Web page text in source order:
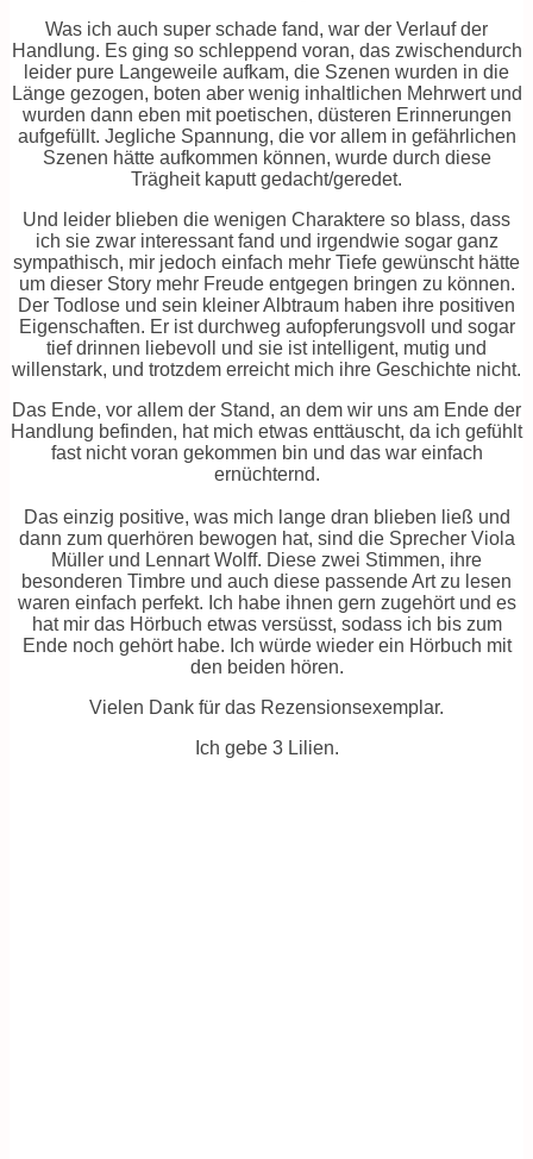
Was ich auch super schade fand, war der Verlauf der
Handlung. Es ging so schleppend voran, das zwischendurch
leider pure Langeweile aufkam, die Szenen wurden in die
Länge gezogen, boten aber wenig inhaltlichen Mehrwert und
wurden dann eben mit poetischen, düsteren Erinnerungen
aufgefüllt. Jegliche Spannung, die vor allem in gefährlichen
Szenen hätte aufkommen können, wurde durch diese
Trägheit kaputt gedacht/geredet.
Und leider blieben die wenigen Charaktere so blass, dass
ich sie zwar interessant fand und irgendwie sogar ganz
sympathisch, mir jedoch einfach mehr Tiefe gewünscht hätte
um dieser Story mehr Freude entgegen bringen zu können.
Der Todlose und sein kleiner Albtraum haben ihre positiven
Eigenschaften. Er ist durchweg aufopferungsvoll und sogar
tief drinnen liebevoll und sie ist intelligent, mutig und
willenstark, und trotzdem erreicht mich ihre Geschichte nicht.
Das Ende, vor allem der Stand, an dem wir uns am Ende der
Handlung befinden, hat mich etwas enttäuscht, da ich gefühlt
fast nicht voran gekommen bin und das war einfach
ernüchternd.
Das einzig positive, was mich lange dran blieben ließ und
dann zum querhören bewogen hat, sind die Sprecher Viola
Müller und Lennart Wolff. Diese zwei Stimmen, ihre
besonderen Timbre und auch diese passende Art zu lesen
waren einfach perfekt. Ich habe ihnen gern zugehört und es
hat mir das Hörbuch etwas versüsst, sodass ich bis zum
Ende noch gehört habe. Ich würde wieder ein Hörbuch mit
den beiden hören.
Vielen Dank für das Rezensionsexemplar.
Ich gebe 3 Lilien.